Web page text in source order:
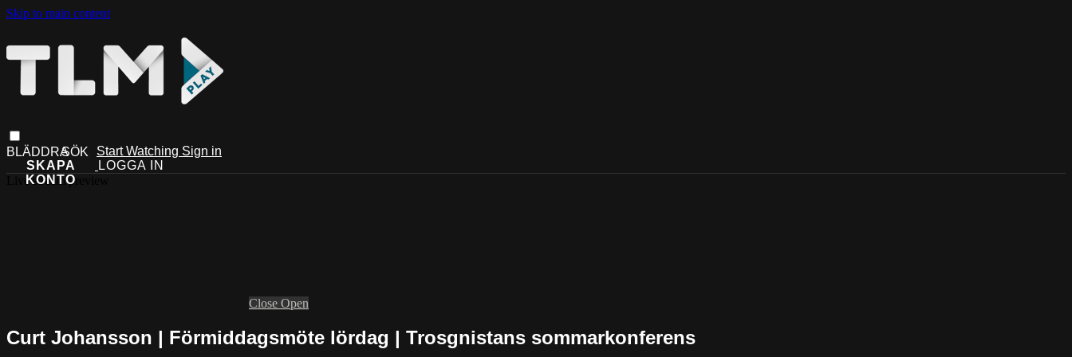
Skip to main content
Start Watching Sign in
Live stream preview
Close Open
Curt Johansson | Förmiddagsmöte lördag | Trosgnistans sommarkonferens